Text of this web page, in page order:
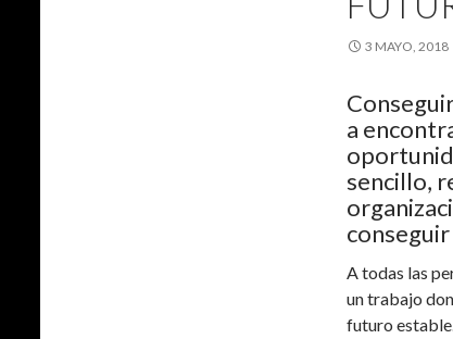
3 MAYO, 2018
C
a
sencillo,
A todas las
un trabajo
futuro